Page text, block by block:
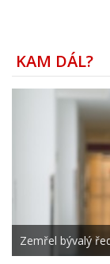
KAM DÁL?
Zemřel bývalý